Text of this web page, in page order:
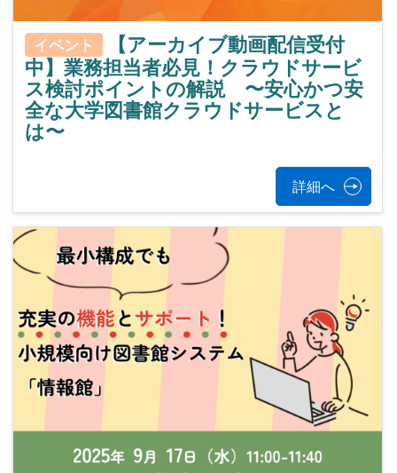
イベント
【アーカイブ動画配信受付
中】業務担当者必見！クラウドサービ
ス検討ポイントの解説 〜安心かつ安
全な大学図書館クラウドサービスと
は〜
詳細へ